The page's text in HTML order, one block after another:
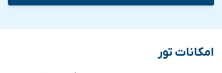
امکانات تور